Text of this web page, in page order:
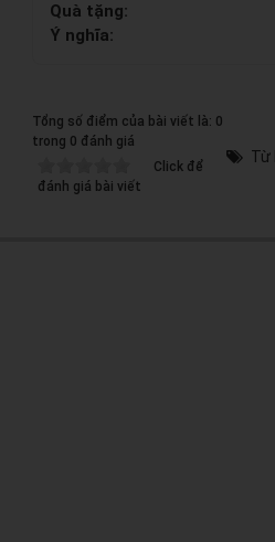
Quà tặng:
Ý nghĩa:
Tổng số điểm của bài viết là: 0
trong 0 đánh giá
Click để
đánh giá bài viết
Từ